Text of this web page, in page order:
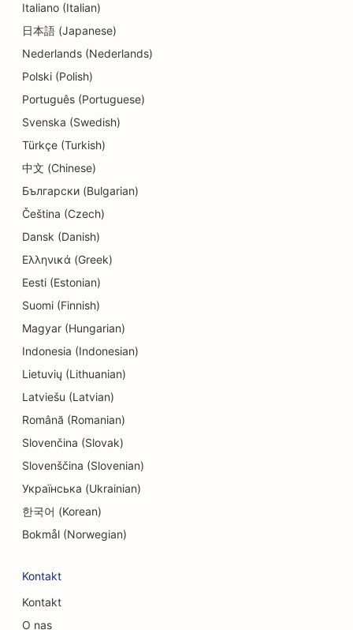
SEO dla klinik dentystycznych
SEO dla sklepów z detalami
SEO dla restauracji
SEO dla sklepów z babeczkami
SEO dla sklepów z pączkami
SEO dla elektryków
SEO dla pralni chemicznych
SEO dla sklepów z elektroniką
SEO dla endodontów
SEO dla rozrywki i rekreacji
SEO dla escape roomów
EO dla restauracji etnicznych
SEO dla restauracji typu 'od pola do stołu
SEO dla usług liftingu twarzy
SEO dla restauracji rodzinnych
SEO dla restauracji szybkiej obsługi
SEO dla kwiaciarni
Italiano (Italian)
日本語 (Japanese)
Nederlands (Nederlands)
Polski (Polish)
Português (Portuguese)
Svenska (Swedish)
Türkçe (Turkish)
中文 (Chinese)
Български (Bulgarian)
Čeština (Czech)
Dansk (Danish)
Ελληνικά (Greek)
Eesti (Estonian)
Suomi (Finnish)
Magyar (Hungarian)
Indonesia (Indonesian)
Lietuvių (Lithuanian)
Latviešu (Latvian)
Română (Romanian)
Slovenčina (Slovak)
Slovenščina (Slovenian)
Українська (Ukrainian)
한국어 (Korean)
Bokmål (Norwegian)
Kontakt
Kontakt
O nas